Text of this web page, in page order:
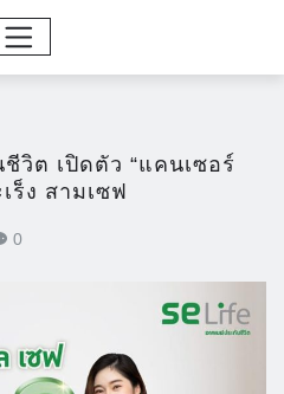
วิต เปิดตัว “แคนเซอร์
ร็ง สามเซฟ
0